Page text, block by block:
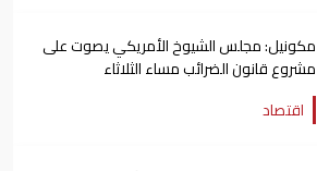
مكونيل: مجلس الشيوخ الأمريكي يصوت على
مشروع قانون الضرائب مساء الثلاثاء
اقتصاد